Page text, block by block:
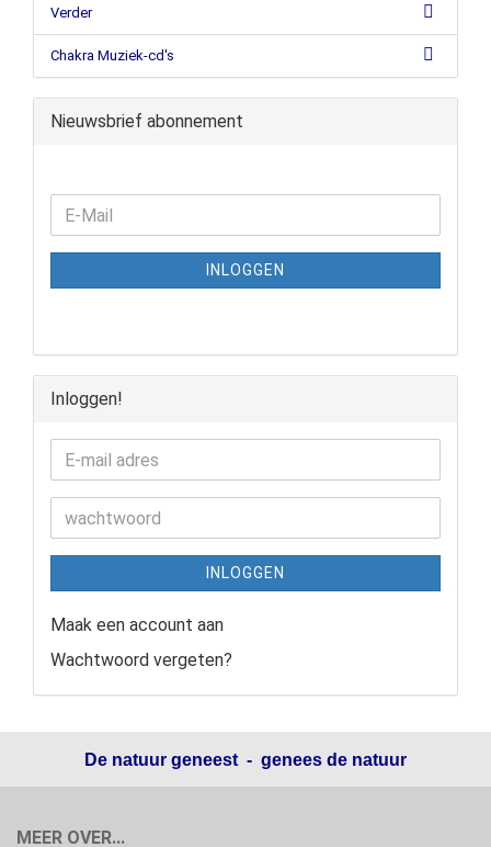
Verder
Chakra Muziek-cd's
Nieuwsbrief abonnement
INLOGGEN
Inloggen!
INLOGGEN
Maak een account aan
Wachtwoord vergeten?
De natuur geneest - genees de natuur
MEER OVER...